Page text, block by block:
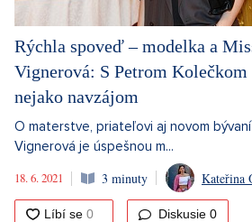
Rýchla spoveď – modelka a
Vignerová: S Petrom
nejako navzájom
O materstve, priateľovi aj novom
Vignerová je úspešnou m...
18. 6. 2021
3 minuty Kateřina
Diskusie 0